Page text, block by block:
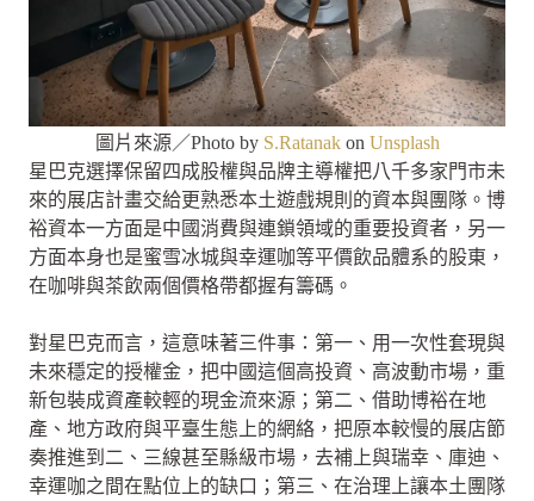
圖片來源／Photo by S.Ratanakon Unsplash
星巴克選擇保留四成股權與品牌主導權把八千多家門市未
來的展店計畫交給更熟悉本土遊戲規則的資本與團隊。博
裕資本一方面是中國消費與連鎖領域的重要投資者，另一
方面本身也是蜜雪冰城與幸運咖等平價飲品體系的股東，
在咖啡與茶飲兩個價格帶都握有籌碼。
對星巴克而言，這意味著三件事：第一、用一次性套現與
未來穩定的授權金，把中國這個高投資、高波動市場，重
新包裝成資產較輕的現金流來源；第二、借助博裕在地
產、地方政府與平臺生態上的網絡，把原本較慢的展店節
奏推進到二、三線甚至縣級市場，去補上與瑞幸、庫迪、
幸運咖之間在點位上的缺口；第三、在治理上讓本土團隊